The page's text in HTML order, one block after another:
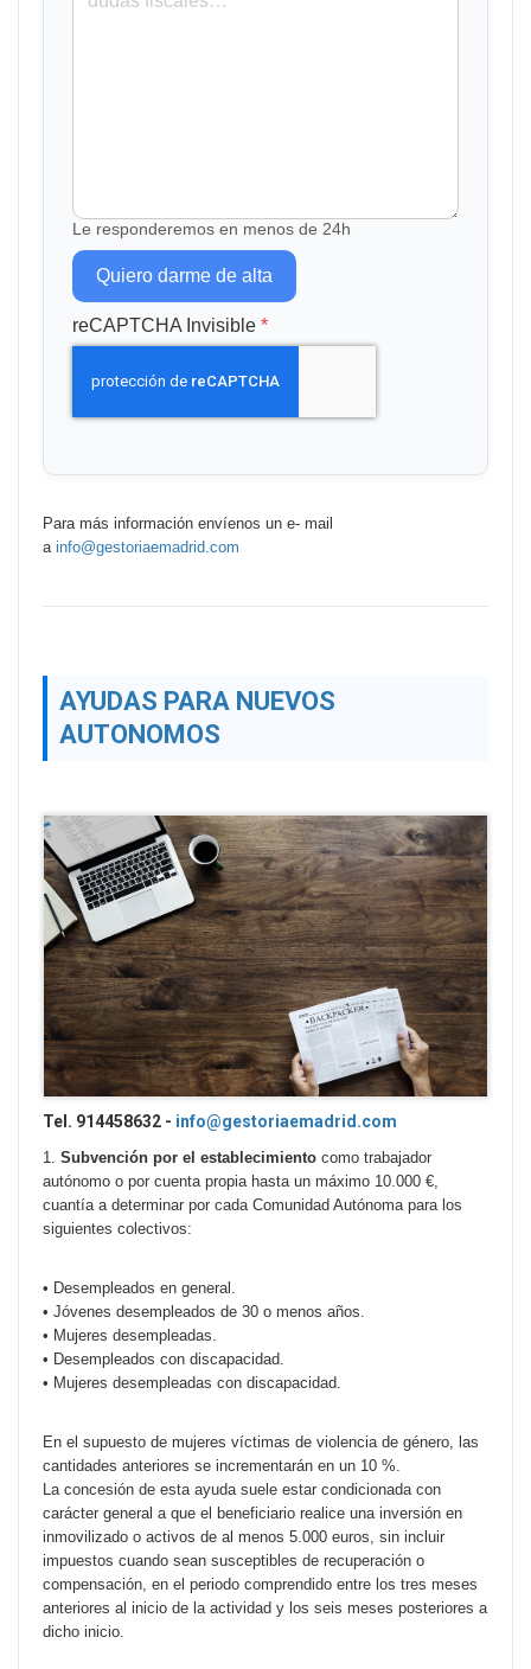
Le responderemos en menos de 24h
Quiero darme de alta
reCAPTCHA Invisible *
Para más información envíenos un e- mail
a info@gestoriaemadrid.com
AYUDAS PARA NUEVOS
AUTONOMOS
Tel. 914458632 - info@gestoriaemadrid.com
1. Subvención por el establecimiento como trabajador
autónomo o por cuenta propia hasta un máximo 10.000 €,
cuantía a determinar por cada Comunidad Autónoma para los
siguientes colectivos:
• Desempleados en general.
• Jóvenes desempleados de 30 o menos años.
• Mujeres desempleadas.
• Desempleados con discapacidad.
• Mujeres desempleadas con discapacidad.
En el supuesto de mujeres víctimas de violencia de género, las
cantidades anteriores se incrementarán en un 10 %.
La concesión de esta ayuda suele estar condicionada con
carácter general a que el beneficiario realice una inversión en
inmovilizado o activos de al menos 5.000 euros, sin incluir
impuestos cuando sean susceptibles de recuperación o
compensación, en el periodo comprendido entre los tres meses
anteriores al inicio de la actividad y los seis meses posteriores a
dicho inicio.